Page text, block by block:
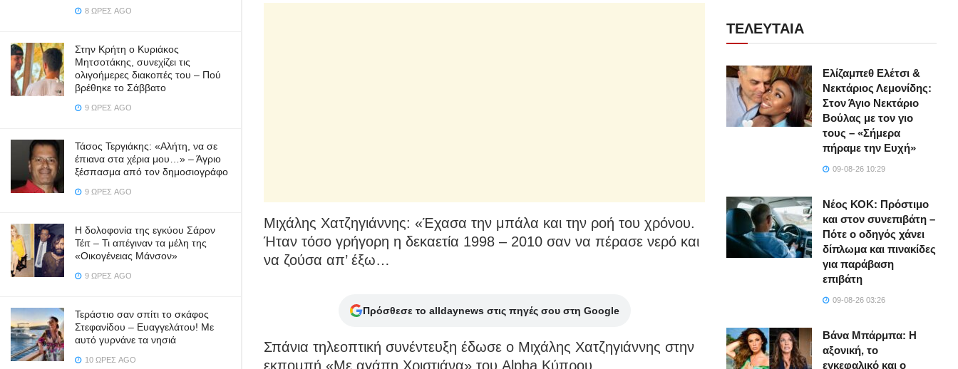
8 ΏΡΕΣ AGO
Στην Κρήτη ο Κυριάκος
Μητσοτάκης, συνεχίζει τις
ολιγοήμερες διακοπές του – Πού
βρέθηκε το Σάββατο
9 ΏΡΕΣ AGO
Τάσος Τεργιάκης: «Αλήτη, να σε
έπιανα στα χέρια μου…» – Άγριο
ξέσπασμα από τον δημοσιογράφο
9 ΏΡΕΣ AGO
Η δολοφονία της εγκύου Σάρον
Τέιτ – Τι απέγιναν τα μέλη της
«Οικογένειας Μάνσον»
9 ΏΡΕΣ AGO
Τεράστιο σαν σπίτι το σκάφος
Στεφανίδου – Ευαγγελάτου! Με
αυτό γυρνάνε τα νησιά
10 ΏΡΕΣ AGO
Μιχάλης Χατζηγιάννης: «Έχασα την μπάλα και την ροή του χρόνου.
Ήταν τόσο γρήγορη η δεκαετία 1998 – 2010 σαν να πέρασε νερό και
να ζούσα απ’ έξω…
Πρόσθεσε το alldaynews στις πηγές σου στη Google
Σπάνια τηλεοπτική συνέντευξη έδωσε ο Μιχάλης Χατζηγιάννης στην
εκπομπή «Με αγάπη Χριστιάνα» του Alpha Κύπρου.
ΤΕΛΕΥΤΑΙΑ
Ελίζαμπεθ Ελέτσι &
Νεκτάριος Λεμονίδης:
Στον Άγιο Νεκτάριο
Βούλας με τον γιο
τους – «Σήμερα
πήραμε την Ευχή»
09-08-26 10:29
Νέος ΚΟΚ: Πρόστιμο
και στον συνεπιβάτη –
Πότε ο οδηγός χάνει
δίπλωμα και πινακίδες
για παράβαση
επιβάτη
09-08-26 03:26
Βάνα Μπάρμπα: Η
αξονική, το
εγκεφαλικό και ο